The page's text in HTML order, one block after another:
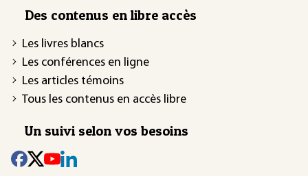
Des contenus en libre accès
Les livres blancs
Les conférences en ligne
Les articles témoins
Tous les contenus en accès libre
Un suivi selon vos besoins